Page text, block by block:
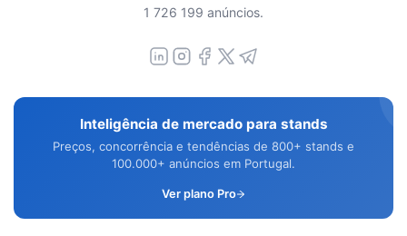
1 726 199 anúncios.
Inteligência de mercado para stands
Preços, concorrência e tendências de 800+ stands e
100.000+ anúncios em Portugal.
Ver plano Pro